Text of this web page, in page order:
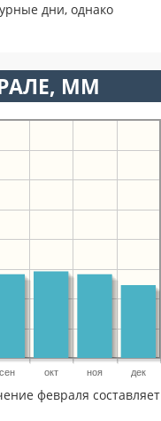
дни, однако
ММ
сен окт ноя дек
февраля составляет